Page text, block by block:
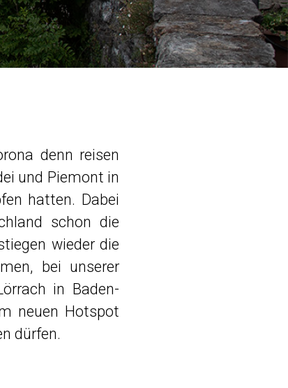
denn reisen
und Piemont in
hatten. Dabei
schon die
wieder die
bei unserer
in Baden-
neuen Hotspot
dürfen.